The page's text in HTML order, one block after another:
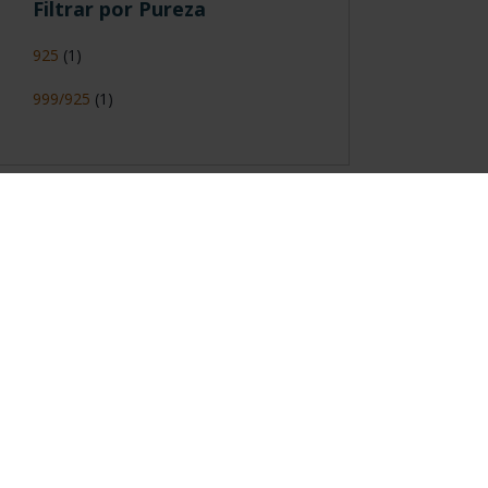
Filtrar por Pureza
925 (1)
999/925 (1)